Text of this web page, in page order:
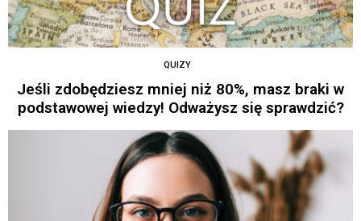
QUIZY
Jeśli zdobędziesz mniej niż 80%, masz braki w
podstawowej wiedzy! Odważysz się sprawdzić?